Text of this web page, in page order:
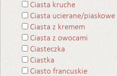
Ciasta kruche
Ciasta ucierane/piaskowe
Ciasta z kremem
Ciasta z owocami
Ciasteczka
Ciastka
Ciasto francuskie